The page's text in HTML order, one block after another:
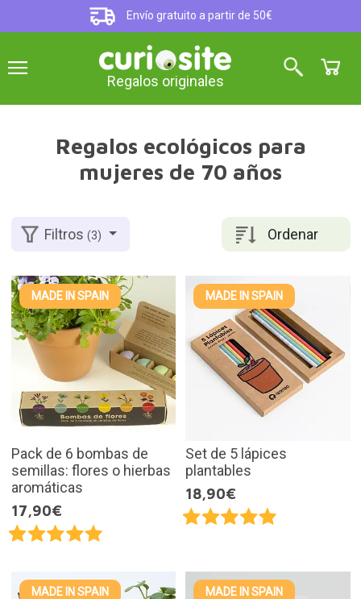
Envío gratuito a partir de 50€
Regalos originales
Regalos ecológicos para
mujeres de 70 años
Ordenar
Filtros(3)
MADE IN SPAIN
Pack de 6 bombas de
semillas: flores o hierbas
aromáticas
17,90€
MADE IN SPAIN
Set de 5 lápices
plantables
18,90€
MADE IN SPAIN MADE IN SPAIN